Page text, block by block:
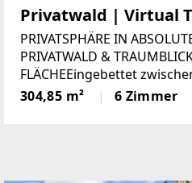
Privatwald | Virtual
Garten | 25 min. in
& Sauna
PRIVATSPHÄRE IN
PRIVATWALD &
FLÄCHEEingebettet
Föhrenberge, dem Husaren
Liechtenstein liegt diese
304,85 m² 6 Zimmer